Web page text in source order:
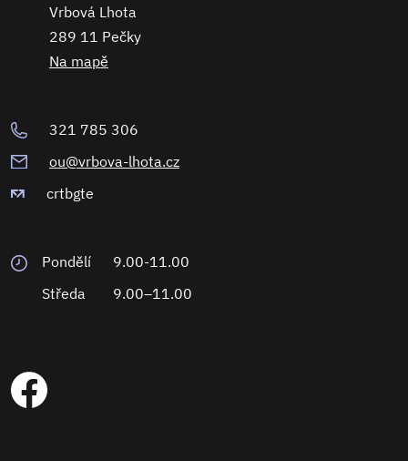
Vrbová Lhota
289 11 Pečky
Na mapě
321 785 306
ou@vrbova-lhota.cz
crtbgte
Pondělí
9.00-11.00
Středa
9.00–11.00